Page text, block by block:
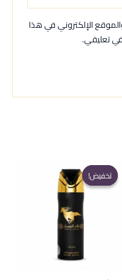
الإلكتروني في هذا
في تعليقي.
تخفيض!
تخفيض!